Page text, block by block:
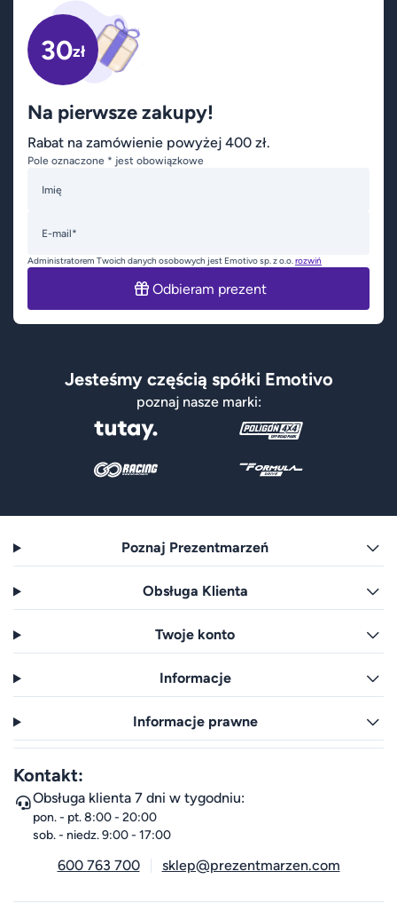
30zł
Na pierwsze zakupy!
Rabat na zamówienie powyżej 400 zł.
Pole oznaczone * jest obowiązkowe
Imię
E-mail*
Administratorem Twoich danych osobowych jest Emotivo sp. z o.o.rozwiń
Odbieram prezent
Jesteśmy częścią spółki Emotivo
poznaj nasze marki:
Poznaj Prezentmarzeń
Obsługa Klienta
Twoje konto
Informacje
Informacje prawne
Kontakt:
Obsługa klienta 7 dni w tygodniu:
pon. - pt. 8:00 - 20:00
sob. - niedz. 9:00 - 17:00
600 763 700 sklep@prezentmarzen.com